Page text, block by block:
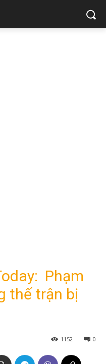
Phạm
thế trận bị
0
1152